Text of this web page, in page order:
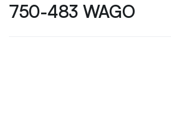
750-483 WAGO